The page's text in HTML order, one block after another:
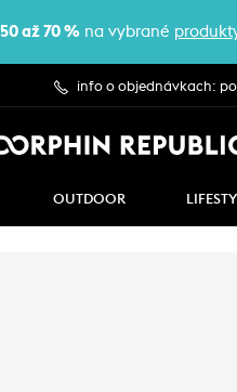
50 až 70 % na vybrané
info o objednávkach:
OUTDOOR